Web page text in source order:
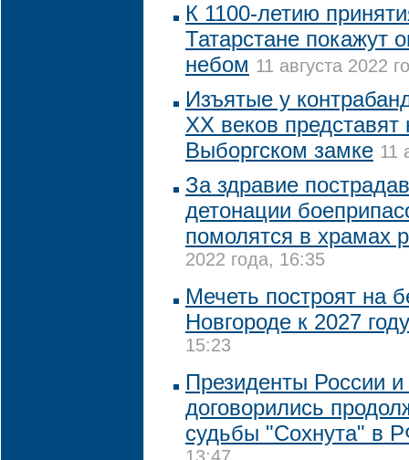
К 1100-летию
Татарстане покажут
небом 11 августа 2022
Изъятые у
XX веков
Выборгском замке 11
За здравие
детонации
помолятся в храмах
2022 года, 16:35
Мечеть построят на
Новгороде к 2027 году
15:23
Президенты России
договорились
судьбы "Сохнута" в